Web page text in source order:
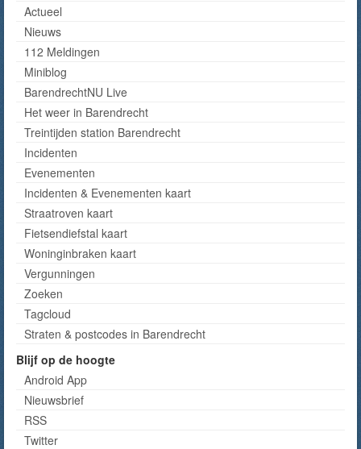
Actueel
Nieuws
112 Meldingen
Miniblog
BarendrechtNU Live
Het weer in Barendrecht
Treintijden station Barendrecht
Incidenten
Evenementen
Incidenten & Evenementen kaart
Straatroven kaart
Fietsendiefstal kaart
Woninginbraken kaart
Vergunningen
Zoeken
Tagcloud
Straten & postcodes in Barendrecht
Blijf op de hoogte
Android App
Nieuwsbrief
RSS
Twitter